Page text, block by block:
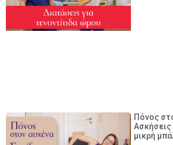
Πόνος
Ασκήσεις
μικρή